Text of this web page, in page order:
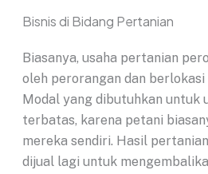
Bisnis di Bidang Pertanian
Biasanya, usaha pertanian
oleh perorangan dan berlokasi
Modal yang dibutuhkan untuk
terbatas, karena petani
mereka sendiri. Hasil
dijual lagi untuk